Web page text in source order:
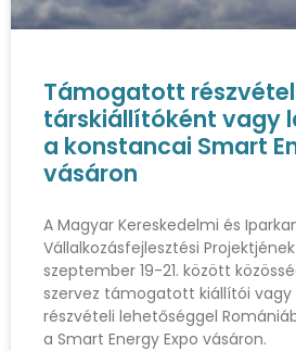
Támogatott
társkiállítóként vagy
a konstancai Smart
vásáron
A Magyar Kereskedelmi és
Vállalkozásfejlesztési
szeptember 19-21. között
szervez támogatott kiállítói
részvételi lehetőséggel
a Smart Energy Expo vásáron.